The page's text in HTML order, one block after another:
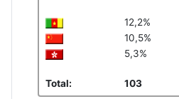
12,2%
10,5%
5,3%
Total: 103